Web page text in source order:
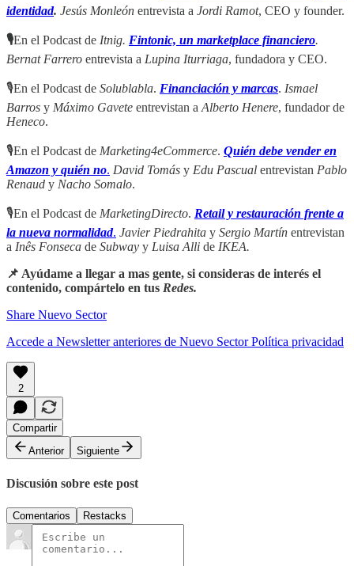
identidad. Jesús Monleón entrevista a Jordi Ramot, CEO y founder.
🎙En el Podcast de Itnig. Fintonic, un marketplace financiero.
Bernat Farrero entrevista a Lupina Iturriaga, fundadora y CEO.
🎙En el Podcast de Solublabla. Financiación y marcas. Ismael
Barros y Máximo Gavete entrevistan a Alberto Henere, fundador de
Heneco.
🎙En el Podcast de Marketing4eCommerce. Quién debe vender en
Amazon y quién no. David Tomás y Edu Pascual entrevistan Pablo
Renaud y Nacho Somalo.
🎙En el Podcast de MarketingDirecto. Retail y restauración frente a
la nueva normalidad. Javier Piedrahita y Sergio Martín entrevistan
a Inês Fonseca de Subway y Luisa Alli de IKEA.
📌 Ayúdame a llegar a mas gente, si consideras de interés el
contenido, compártelo en tus Redes.
Share Nuevo Sector
Accede a Newsletter anteriores de Nuevo SectorPolítica privacidad
2
Compartir
Anterior
Siguiente
Discusión sobre este post
Comentarios Restacks